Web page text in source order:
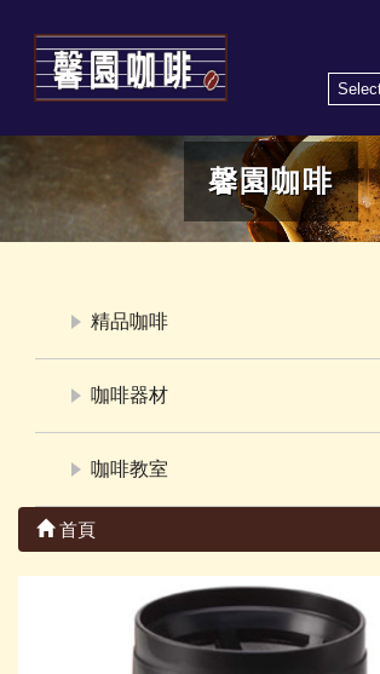
馨園咖啡
精品咖啡
咖啡器材
咖啡教室
首頁